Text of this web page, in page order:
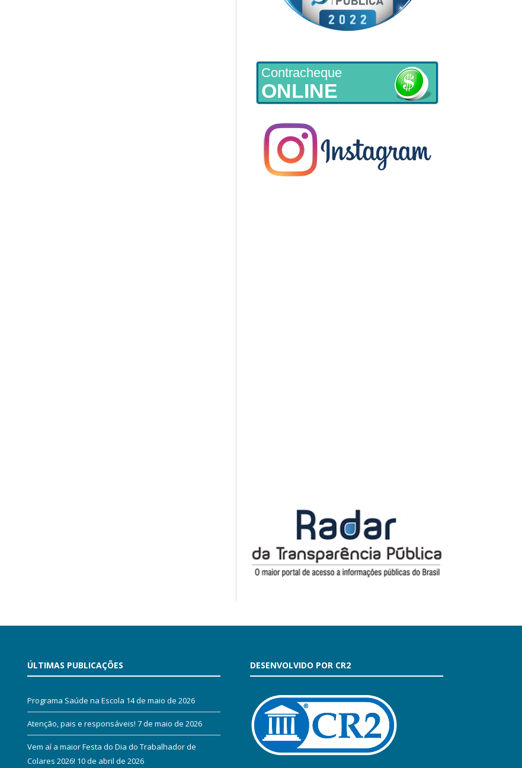
Contracheque
ONLINE
ÚLTIMAS PUBLICAÇÕES
Programa Saúde na Escola 14 de maio de 2026
Atenção, pais e responsáveis! 7 de maio de 2026
Vem aí a maior Festa do Dia do Trabalhador de
Colares 2026! 10 de abril de 2026
DESENVOLVIDO POR CR2